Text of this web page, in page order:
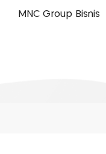
MNC Group Bisnis